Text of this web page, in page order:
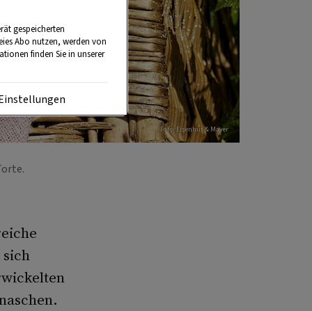
Foto: Eisenhut & Mayer
gespeicherten
Abo nutzen, werden von
finden Sie in unserer